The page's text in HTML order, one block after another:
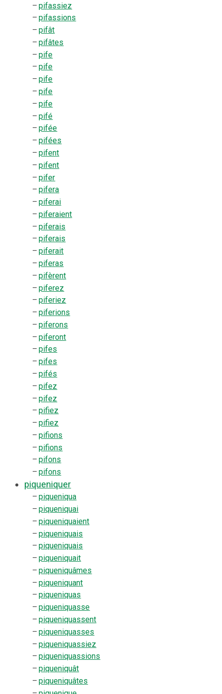
– pifassiez
– pifassions
– pifât
– pifâtes
– pife
– pife
– pife
– pife
– pife
– pifé
– pifée
– pifées
– pifent
– pifent
– pifer
– pifera
– piferai
– piferaient
– piferais
– piferais
– piferait
– piferas
– pifèrent
– piferez
– piferiez
– piferions
– piferons
– piferont
– pifes
– pifes
– pifés
– pifez
– pifez
– pifiez
– pifiez
– pifions
– pifions
– pifons
– pifons
piqueniquer
– piqueniqua
– piqueniquai
– piqueniquaient
– piqueniquais
– piqueniquais
– piqueniquait
– piqueniquâmes
– piqueniquant
– piqueniquas
– piqueniquasse
– piqueniquassent
– piqueniquasses
– piqueniquassiez
– piqueniquassions
– piqueniquât
– piqueniquâtes